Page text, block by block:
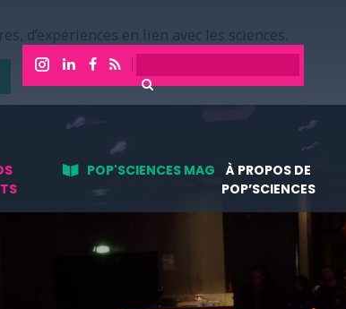
d’expériences en lien avec les sciences.
POP'SCIENCES MAG
À PROPOS DE
POP’SCIENCES